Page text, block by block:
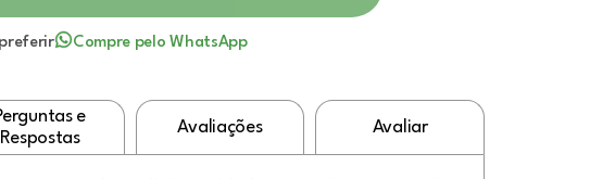
Compre pelo WhatsApp
e
Respostas
Avaliações Avaliar